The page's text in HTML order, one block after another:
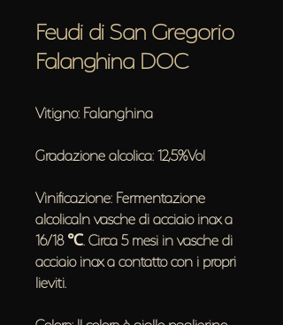
Feudi di San Gregorio
Falanghina DOC
Vitigno: Falanghina
Gradazione alcolica: 12,5%Vol
Vinificazione: Fermentazione
alcolicaIn vasche di acciaio inox a
16/18 ℃. Circa 5 mesi in vasche di
acciaio inox a contatto con i propri
lieviti.